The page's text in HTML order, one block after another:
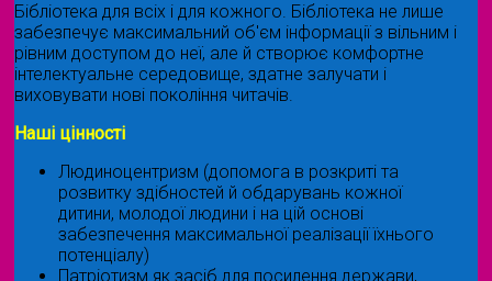
Бібліотека для всіх і для кожного. Бібліотека не лише
забезпечує максимальний об'єм інформації з вільним і
рівним доступом до неї, але й створює комфортне
інтелектуальне середовище, здатне залучати і
виховувати нові покоління читачів.
Наші цінності
Людиноцентризм (допомога в розкриті та
розвитку здібностей й обдарувань кожної
дитини, молодої людини і на цій основі
забезпечення максимальної реалізації їхнього
потенціалу)
Патріотизм як засіб для посилення держави,